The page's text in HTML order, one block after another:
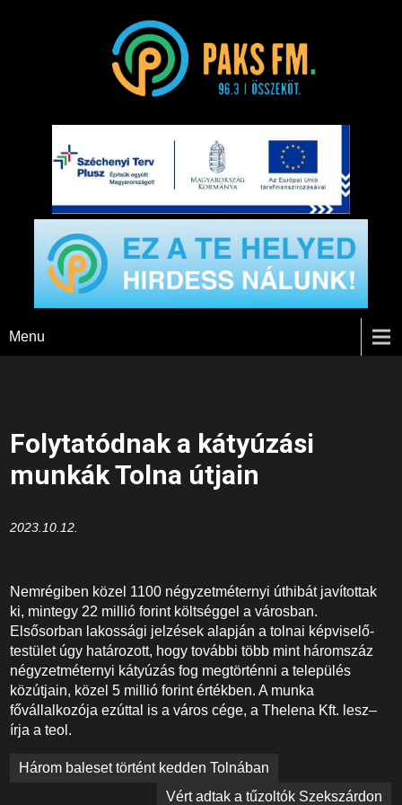
Paks FM
Menu
Folytatódnak a kátyúzási
munkák Tolna útjain
2023.10.12.
Nemrégiben közel 1100 négyzetméternyi úthibát javítottak
ki, mintegy 22 millió forint költséggel a városban.
Elsősorban lakossági jelzések alapján a tolnai képviselő-
testület úgy határozott, hogy további több mint háromszáz
négyzetméternyi kátyúzás fog megtörténni a település
közútjain, közel 5 millió forint értékben. A munka
fővállalkozója ezúttal is a város cége, a Thelena Kft. lesz–
írja a teol.
Bejegyzés
Három baleset történt kedden Tolnában
Vért adtak a tűzoltók Szekszárdon